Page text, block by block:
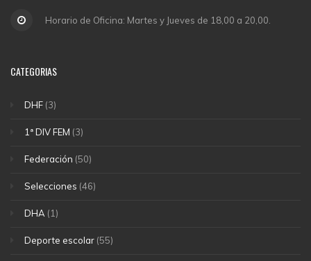
Horario de Oficina: Martes y Jueves de 18,00 a 20,00.
CATEGORIAS
DHF (3)
1ª DIV FEM (3)
Federación (50)
Selecciones (46)
DHA (1)
Deporte escolar (55)